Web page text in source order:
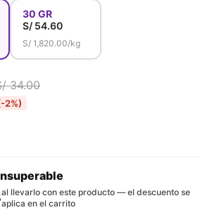
30 GR
S/ 54.60
S/ 1,820.00/kg
34.00
2%)
al llevarlo con este producto — el descuento se
aplica en el carrito